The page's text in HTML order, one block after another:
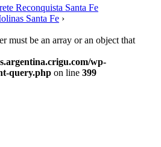
Reconquista Santa Fe
Santa Fe ›
must be an array or an object that
wp-
query.php on line 399